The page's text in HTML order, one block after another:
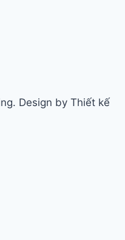
Design by Thiết kế